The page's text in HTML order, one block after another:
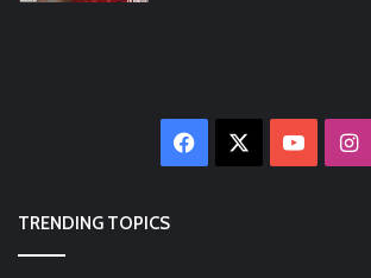
Facebook
TRENDING TOPICS